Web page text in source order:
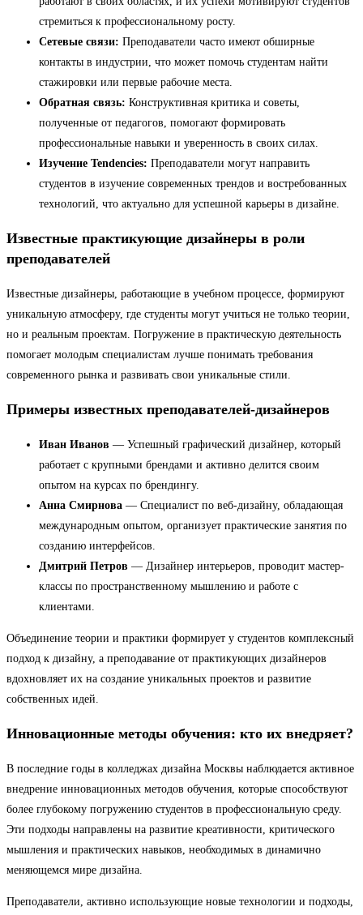
стремиться к профессиональному росту.
Сетевые связи: Преподаватели часто имеют обширные
контакты в индустрии, что может помочь студентам найти
стажировки или первые рабочие места.
Обратная связь: Конструктивная критика и советы,
полученные от педагогов, помогают формировать
профессиональные навыки и уверенность в своих силах.
Изучение Tendencies: Преподаватели могут направить
студентов в изучение современных трендов и востребованных
технологий, что актуально для успешной карьеры в дизайне.
Известные практикующие дизайнеры в роли
преподавателей
Известные дизайнеры, работающие в учебном процессе, формируют
уникальную атмосферу, где студенты могут учиться не только теории,
но и реальным проектам. Погружение в практическую деятельность
помогает молодым специалистам лучше понимать требования
современного рынка и развивать свои уникальные стили.
Примеры известных преподавателей-дизайнеров
Иван Иванов — Успешный графический дизайнер, который
работает с крупными брендами и активно делится своим
опытом на курсах по брендингу.
Анна Смирнова — Специалист по веб-дизайну, обладающая
международным опытом, организует практические занятия по
созданию интерфейсов.
Дмитрий Петров — Дизайнер интерьеров, проводит мастер-
классы по пространственному мышлению и работе с
клиентами.
Объединение теории и практики формирует у студентов комплексный
подход к дизайну, а преподавание от практикующих дизайнеров
вдохновляет их на создание уникальных проектов и развитие
собственных идей.
Инновационные методы обучения: кто их внедряет?
В последние годы в колледжах дизайна Москвы наблюдается активное
внедрение инновационных методов обучения, которые способствуют
более глубокому погружению студентов в профессиональную среду.
Эти подходы направлены на развитие креативности, критического
мышления и практических навыков, необходимых в динамично
меняющемся мире дизайна.
Преподаватели, активно использующие новые технологии и подходы,